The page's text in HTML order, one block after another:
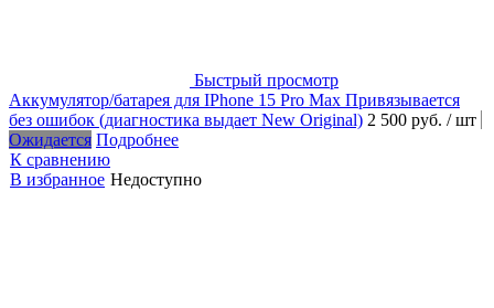
Быстрый просмотр
Аккумулятор/батарея для IPhone 15 Pro Max Привязывается
без ошибок (диагностика выдает New Original) 2 500 руб. / шт
Ожидается Подробнее
К сравнению
В избранное Недоступно